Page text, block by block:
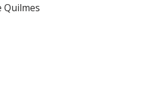
Quilmes